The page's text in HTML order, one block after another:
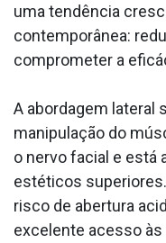
uma tendência
contemporânea:
comprometer a
A abordagem lateral
manipulação do
o nervo facial e está
estéticos
risco de abertura
excelente acesso